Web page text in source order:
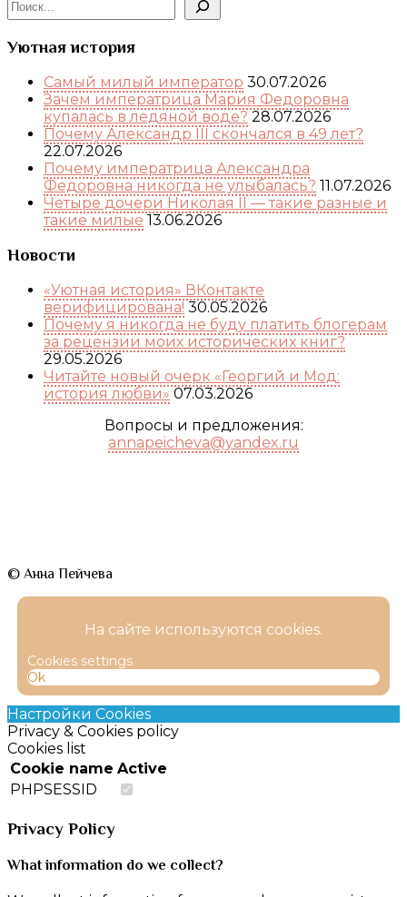
Уютная история
Самый милый император 30.07.2026
Зачем императрица Мария Федоровна
купалась в ледяной воде? 28.07.2026
Почему Александр III скончался в 49 лет?
22.07.2026
Почему императрица Александра
Федоровна никогда не улыбалась? 11.07.2026
Четыре дочери Николая II — такие разные и
такие милые 13.06.2026
Новости
«Уютная история» ВКонтакте
верифицирована! 30.05.2026
Почему я никогда не буду платить блогерам
за рецензии моих исторических книг?
29.05.2026
Читайте новый очерк «Георгий и Мод:
история любви» 07.03.2026
Вопросы и предложения:
annapeicheva@yandex.ru
© Анна Пейчева
На сайте используются cookies.
Cookies settings
Ok
Настройки Cookies
Privacy & Cookies policy
Cookies list
Cookie name Active
PHPSESSID
Privacy Policy
What information do we collect?